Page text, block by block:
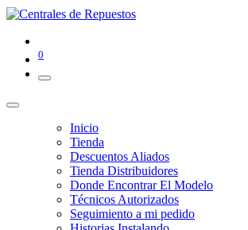
0
Inicio
Tienda
Descuentos Aliados
Tienda Distribuidores
Donde Encontrar El Modelo
Técnicos Autorizados
Seguimiento a mi pedido